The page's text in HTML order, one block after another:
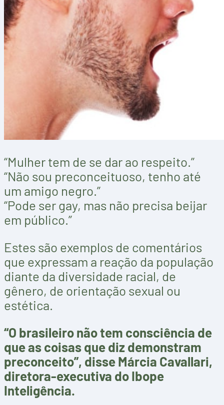
“Mulher tem de se dar ao respeito.”
“Não sou preconceituoso, tenho até
um amigo negro.”
“Pode ser gay, mas não precisa beijar
em público.”
Estes são exemplos de comentários
que expressam a reação da população
diante da diversidade racial, de
gênero, de orientação sexual ou
estética.
“O brasileiro não tem consciência de
que as coisas que diz demonstram
preconceito”, disse Márcia Cavallari,
diretora-executiva do Ibope
Inteligência.